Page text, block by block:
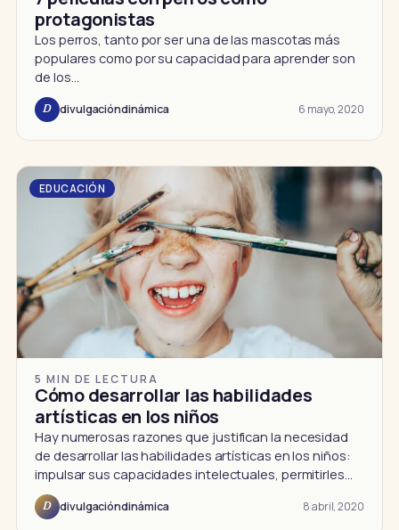
protagonistas
Los perros, tanto por ser una de las mascotas más
populares como por su capacidad para aprender son
de los…
D divulgacióndinámica 6 mayo, 2020
EDUCACIÓN
5 MIN DE LECTURA
Cómo desarrollar las habilidades
artísticas en los niños
Hay numerosas razones que justifican la necesidad
de desarrollar las habilidades artísticas en los niños:
impulsar sus capacidades intelectuales, permitirles…
D divulgacióndinámica 8 abril, 2020